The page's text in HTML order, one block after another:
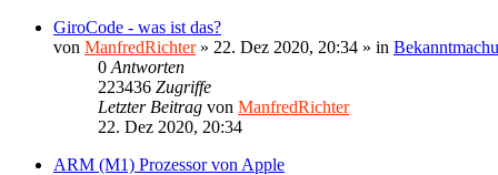
GiroCode - was ist das?
von ManfredRichter» 22. Dez 2020, 20:34 » in
0 Antworten
223436 Zugriffe
Letzter Beitrag von ManfredRichter
22. Dez 2020, 20:34
ARM (M1) Prozessor von Apple